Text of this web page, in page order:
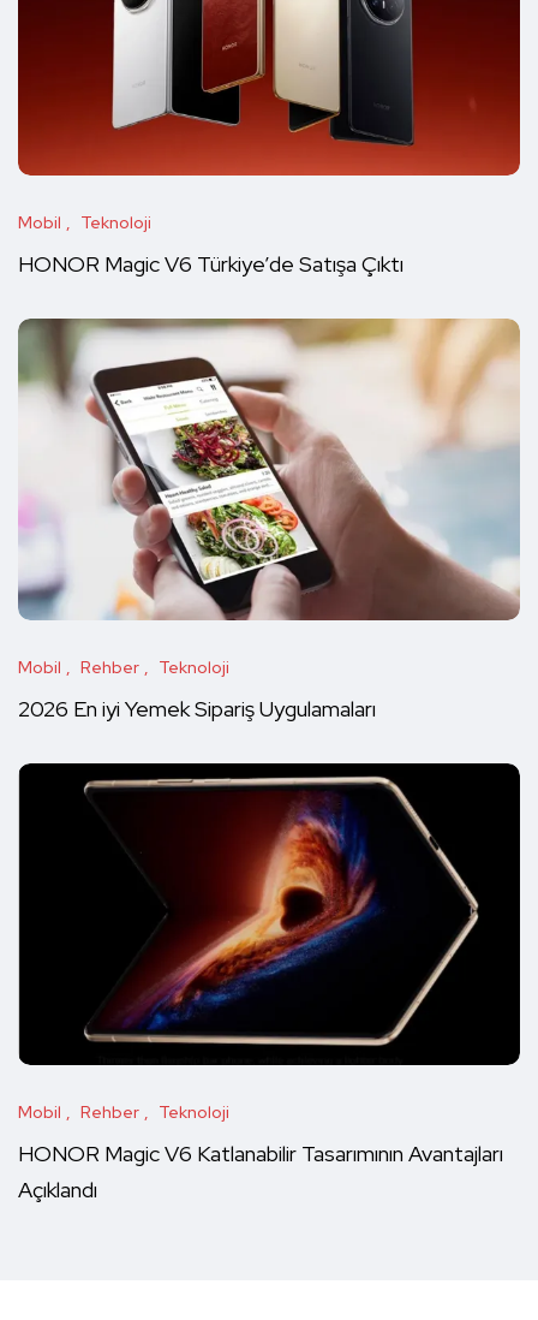
Mobil Teknoloji
HONOR Magic V6 Türkiye’de Satışa Çıktı
Mobil Rehber Teknoloji
2026 En iyi Yemek Sipariş Uygulamaları
Mobil Rehber Teknoloji
HONOR Magic V6 Katlanabilir Tasarımının Avantajları
Açıklandı